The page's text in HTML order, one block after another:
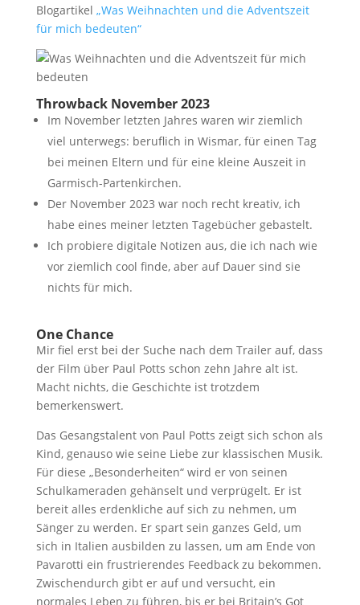
Blogartikel „Was Weihnachten und die Adventszeit
für mich bedeuten“
Throwback November 2023
Im November letzten Jahres waren wir ziemlich
viel unterwegs: beruflich in Wismar, für einen Tag
bei meinen Eltern und für eine kleine Auszeit in
Garmisch-Partenkirchen.
Der November 2023 war noch recht kreativ, ich
habe eines meiner letzten Tagebücher gebastelt.
Ich probiere digitale Notizen aus, die ich nach wie
vor ziemlich cool finde, aber auf Dauer sind sie
nichts für mich.
One Chance
Mir fiel erst bei der Suche nach dem Trailer auf, dass
der Film über Paul Potts schon zehn Jahre alt ist.
Macht nichts, die Geschichte ist trotzdem
bemerkenswert.
Das Gesangstalent von Paul Potts zeigt sich schon als
Kind, genauso wie seine Liebe zur klassischen Musik.
Für diese „Besonderheiten“ wird er von seinen
Schulkameraden gehänselt und verprügelt. Er ist
bereit alles erdenkliche auf sich zu nehmen, um
Sänger zu werden. Er spart sein ganzes Geld, um
sich in Italien ausbilden zu lassen, um am Ende von
Pavarotti ein frustrierendes Feedback zu bekommen.
Zwischendurch gibt er auf und versucht, ein
normales Leben zu führen, bis er bei Britain’s Got